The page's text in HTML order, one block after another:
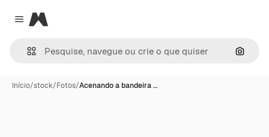
Close menu
Magnific
Início/stock/Fotos/Acenando a bandeira …